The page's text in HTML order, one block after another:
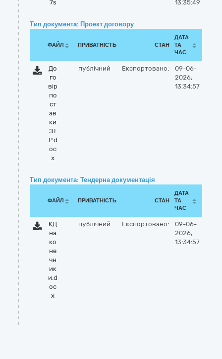
7s 13:35:49
Тип документа: Проект договору
ФАЙЛ ПРИВАТНІСТЬ СТАН
ДАТА
ТА
ЧАС
До
го
вір
по
ст
ав
ки
ЗТ
Р.d
oc
x
публічний Експортовано:
09-06-
2026,
13:34:57
Тип документа: Тендерна документація
ФАЙЛ ПРИВАТНІСТЬ СТАН
ДАТА
ТА
ЧАС
КД
на
ко
не
чн
ик
и.d
oc
x
публічний Експортовано:
09-06-
2026,
13:34:57